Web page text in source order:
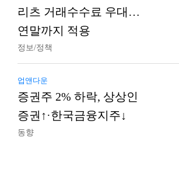
리츠 거래수수료 우대…
연말까지 적용
정보/정책
업앤다운
증권주 2% 하락, 상상인
증권↑·한국금융지주↓
동향